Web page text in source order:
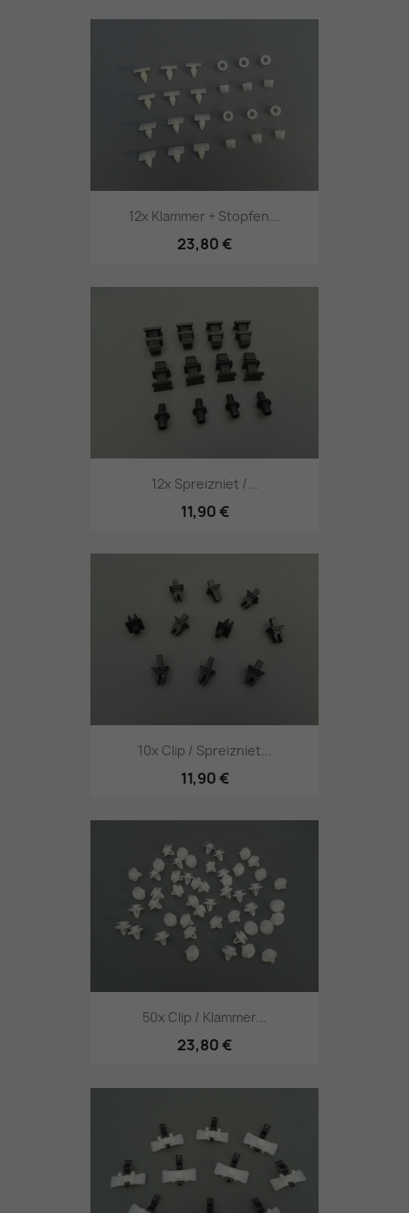
12x Klammer + Stopfen...
23,80 €
12x Spreizniet /...
11,90 €
10x Clip / Spreizniet...
11,90 €
50x Clip / Klammer...
23,80 €